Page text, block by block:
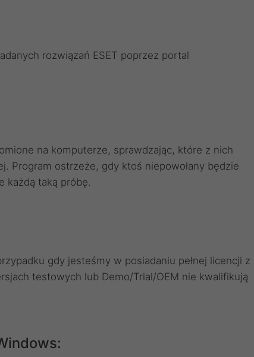
rozwiązań ESET poprzez portal
na komputerze, sprawdzając, które z nich
Program ostrzeże, gdy ktoś niepowołany będzie
każdą taką próbę.
gdy jesteśmy w posiadaniu pełnej licencji z
testowych lub Demo/Trial/OEM nie kwalifikują